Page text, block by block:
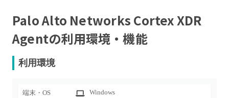
Palo Alto Networks Cortex XDR
Agentの利用環境・機能
利用環境
端末・OS Windows